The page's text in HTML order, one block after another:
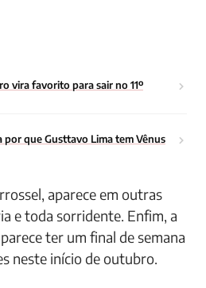
vira favorito para sair no 11º
por que Gusttavo Lima tem Vênus
aparece em outras
e toda sorridente. Enfim, a
ter um final de semana
neste início de outubro.